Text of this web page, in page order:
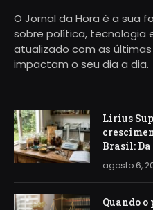
O Jornal da Hora é a sua
sobre política, tecnologia
atualizado com as
impactam o seu dia a dia.
Lirius
Brasil:
agosto 6,
Quando o